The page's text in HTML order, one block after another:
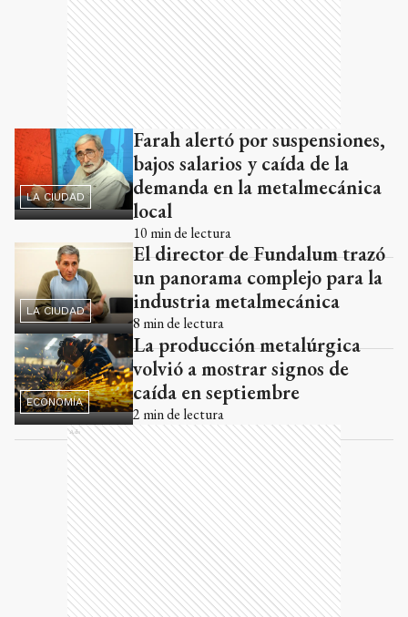
LA CIUDAD
Farah alertó por suspensiones,
bajos salarios y caída de la
demanda en la metalmecánica
local
10 min de lectura
LA CIUDAD
El director de Fundalum trazó
un panorama complejo para la
industria metalmecánica
8 min de lectura
ECONOMÍA
La producción metalúrgica
volvió a mostrar signos de
caída en septiembre
2 min de lectura
Ads